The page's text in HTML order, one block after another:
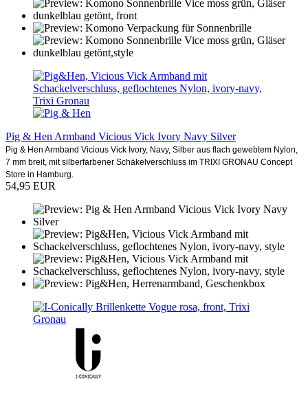
Pig & Hen Armband Vicious Vick Ivory Navy Silver
Pig & Hen Armband Vicious Vick Ivory, Navy, Silber aus flach gewebtem Nylon,
7 mm breit, mit silberfarbener Schäkelverschluss im TRIXI GRONAU Concept
Store in Hamburg.
54,95 EUR